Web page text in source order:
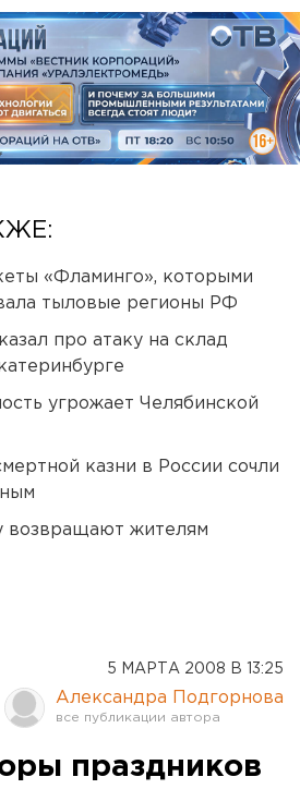
«Фламинго», которыми
тыловые регионы РФ
про атаку на склад
угрожает Челябинской
казни в России сочли
возвращают жителям
5 МАРТА 2008 В 13:25
Александра Подгорнова
праздников